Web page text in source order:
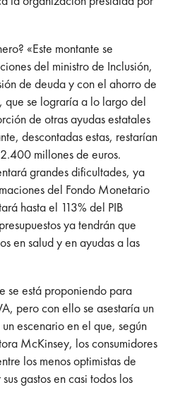
«Este montante se
del ministro de Inclusión,
de deuda y con el ahorro de
se lograría a lo largo del
de otras ayudas estatales
descontadas estas, restarían
millones de euros.
grandes dificultades, ya
del Fondo Monetario
hasta el 113% del PIB
ya tendrán que
en salud y en ayudas a las
se está proponiendo para
pero con ello se asestaría un
escenario en el que, según
McKinsey, los consumidores
los menos optimistas de
gastos en casi todos los